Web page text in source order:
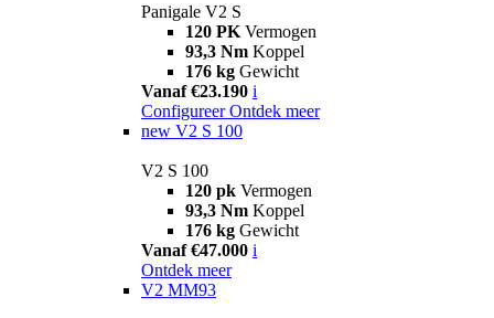
Panigale V2 S
120 PK Vermogen
93,3 Nm Koppel
176 kg Gewicht
Vanaf €23.190 i
Configureer Ontdek meer
new V2 S 100
V2 S 100
120 pk Vermogen
93,3 Nm Koppel
176 kg Gewicht
Vanaf €47.000 i
Ontdek meer
V2 MM93